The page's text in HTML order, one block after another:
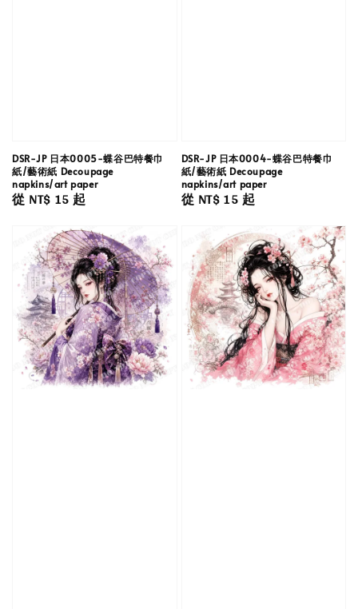
DSR-JP 日本0005-蝶谷巴特餐巾
紙/藝術紙 Decoupage
napkins/art paper
Regular
從 NT$ 15起
DSR-JP 日本0004-蝶谷巴特餐巾
紙/藝術紙 Decoupage
napkins/art paper
Regular
從 NT$ 15起